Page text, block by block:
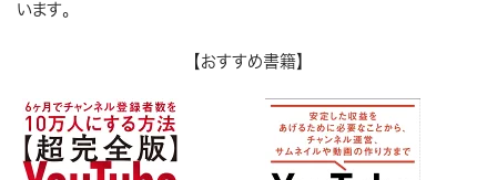
います。
【おすすめ書籍】